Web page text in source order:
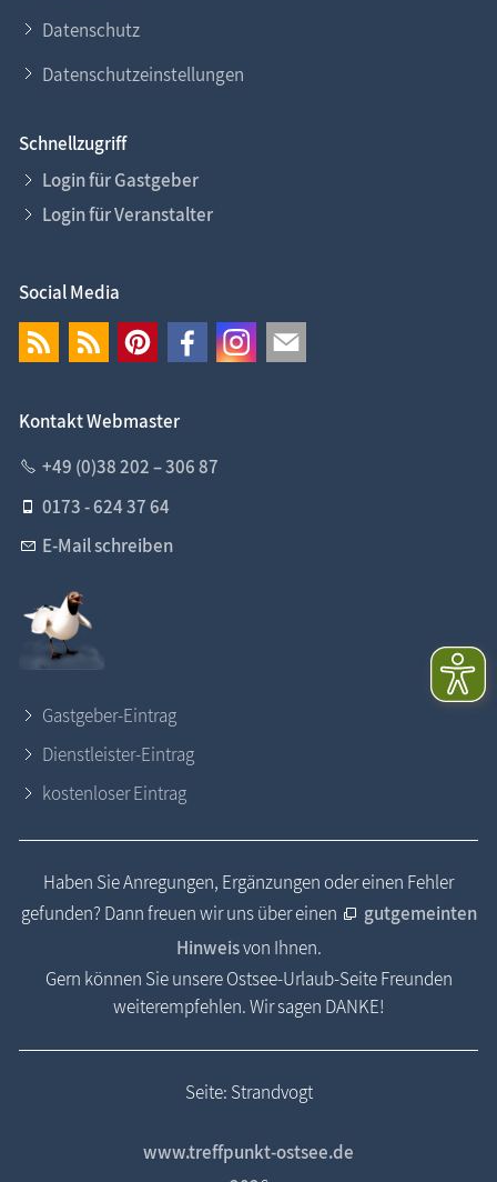
Datenschutz
Datenschutzeinstellungen
Schnellzugriff
Login für Gastgeber
Login für Veranstalter
Social Media
Kontakt Webmaster
+49 (0)38 202 – 306 87
0173 - 624 37 64
E-Mail schreiben
Gastgeber-Eintrag
Dienstleister-Eintrag
kostenloser Eintrag
Haben Sie Anregungen, Ergänzungen oder einen Fehler
gefunden? Dann freuen wir uns über einen
gutgemeinten
Hinweisvon Ihnen.
Gern können Sie unsere Ostsee-Urlaub-Seite Freunden
weiterempfehlen. Wir sagen DANKE!
Seite: Strandvogt
www.treffpunkt-ostsee.de